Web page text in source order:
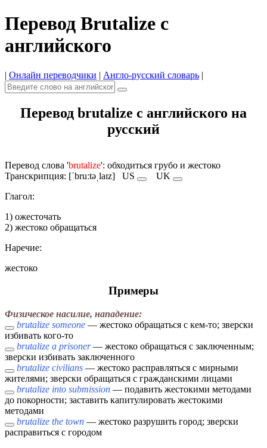
Перевод Brutalize с
английского
| Онлайн переводчики | Англо-русский словарь |
Перевод brutalize с английского на
русский
Перевод слова 'brutalize': обходиться грубо и жестоко
Транскрипция: [ˈbruːtəˌlaɪz] US
UK
Глагол:
1) ожесточать
2) жестоко обращаться
Наречие:
жестоко
Примеры
Физическое насилие, нападение:
brutalize someone — жестоко обращаться с кем-то; зверски
избивать кого-то
brutalize a prisoner— жестоко обращаться с заключенным;
зверски избивать заключенного
brutalize civilians — жестоко расправляться с мирными
жителями; зверски обращаться с гражданскими лицами
brutalize into submission — подавить жестокими методами
до покорности; заставить капитулировать жестокими
методами
brutalize the town — жестоко разрушить город; зверски
расправиться с городом